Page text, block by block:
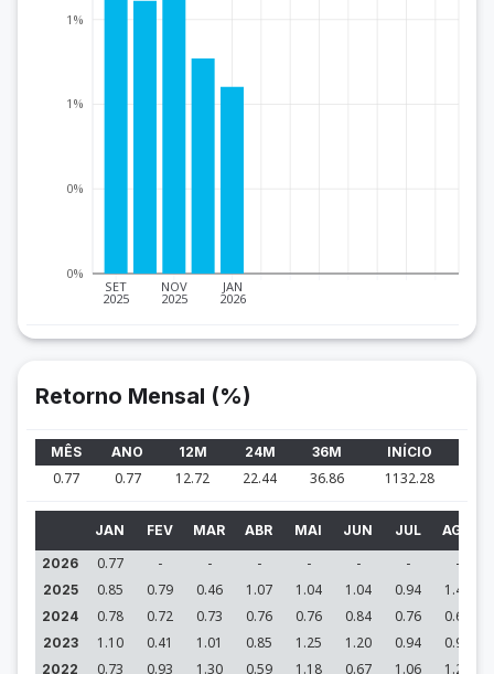
SET
2025
NOV
2025
JAN
2026
0%
0%
1%
1%
Retorno Mensal (%)
MÊS ANO 12M 24M 36M INÍCIO
0.77 0.77 12.72 22.44 36.86 1132.28
JAN FEV MAR ABR MAI JUN JUL AGO
2026
0.77 - - - - - - -
2025 0.85 0.79 0.46 1.07 1.04 1.04 0.94 1.40
2024 0.78 0.72 0.73 0.76 0.76 0.84 0.76 0.64
2023 1.10 0.41 1.01 0.85 1.25 1.20 0.94 0.98
2022 0.73 0.93 1.30 0.59 1.18 0.67 1.06 1.29